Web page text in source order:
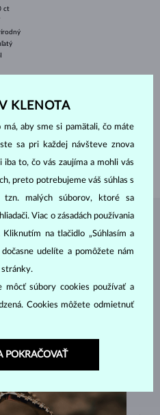
ct
KLENOTA
KLENOTA
aby sme si pamätali, čo máte
sa pri každej návšteve znova
to, čo vás zaujíma a mohli vás
preto potrebujeme váš súhlas s
tzn. malých súborov, ktoré sa
Viac o zásadách používania
Kliknutím na tlačidlo „Súhlasím a
udelíte a pomôžete nám
stránky.
môcť súbory cookies používať a
Cookies môžete odmietnuť
POKRAČOVAŤ